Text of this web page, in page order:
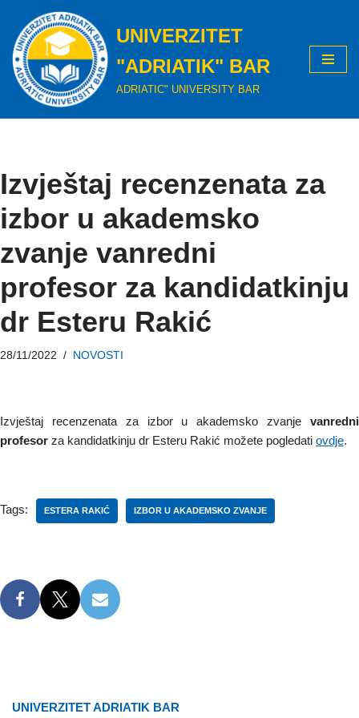
Skip
to
content
UNIVERZITET
"ADRIATIK" BAR
ADRIATIC" UNIVERSITY BAR
Izvještaj recenzenata za
izbor u akademsko
zvanje vanredni
profesor za kandidatkinju
dr Esteru Rakić
28/11/2022 NOVOSTI
Izvještaj recenzenata za izbor u akademsko zvanje vanredni
profesor za kandidatkinju dr Esteru Rakić možete pogledati ovdje.
Tags: ESTERA RAKIĆ IZBOR U AKADEMSKO ZVANJE
UNIVERZITET ADRIATIK BAR